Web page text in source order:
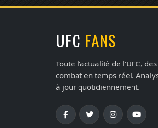
UFC FANS
Toute l'actualité de l'UFC,
combat en temps réel.
à jour quotidiennement.